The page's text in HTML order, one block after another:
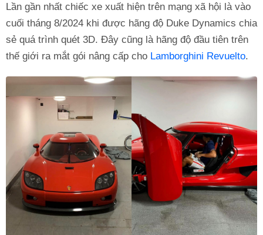
Lần gần nhất chiếc xe xuất hiện trên mạng xã hội là vào
cuối tháng 8/2024 khi được hãng độ Duke Dynamics chia
sẻ quá trình quét 3D. Đây cũng là hãng độ đầu tiên trên
thế giới ra mắt gói nâng cấp cho Lamborghini Revuelto.